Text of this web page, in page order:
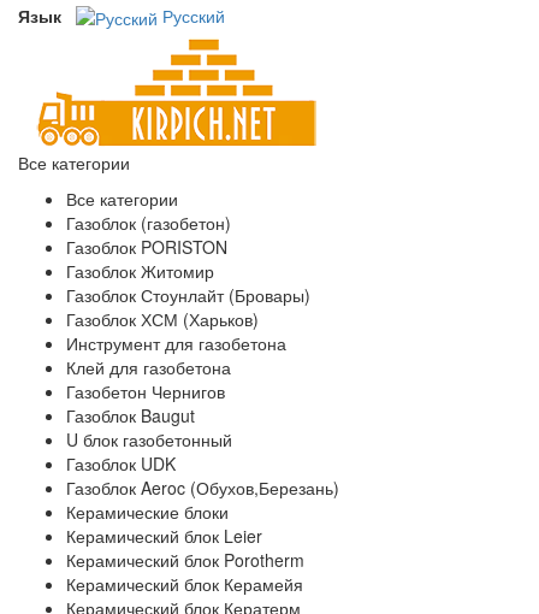
Язык Русский
Все категории
Все категории
Газоблок (газобетон)
Газоблок PORISTON
Газоблок Житомир
Газоблок Стоунлайт (Бровары)
Газоблок ХСМ (Харьков)
Инструмент для газобетона
Клей для газобетона
Газобетон Чернигов
Газоблок Baugut
U блок газобетонный
Газоблок UDK
Газоблок Aeroc (Обухов,Березань)
Керамические блоки
Керамический блок Leier
Керамический блок Porotherm
Керамический блок Керамейя
Керамический блок Кератерм